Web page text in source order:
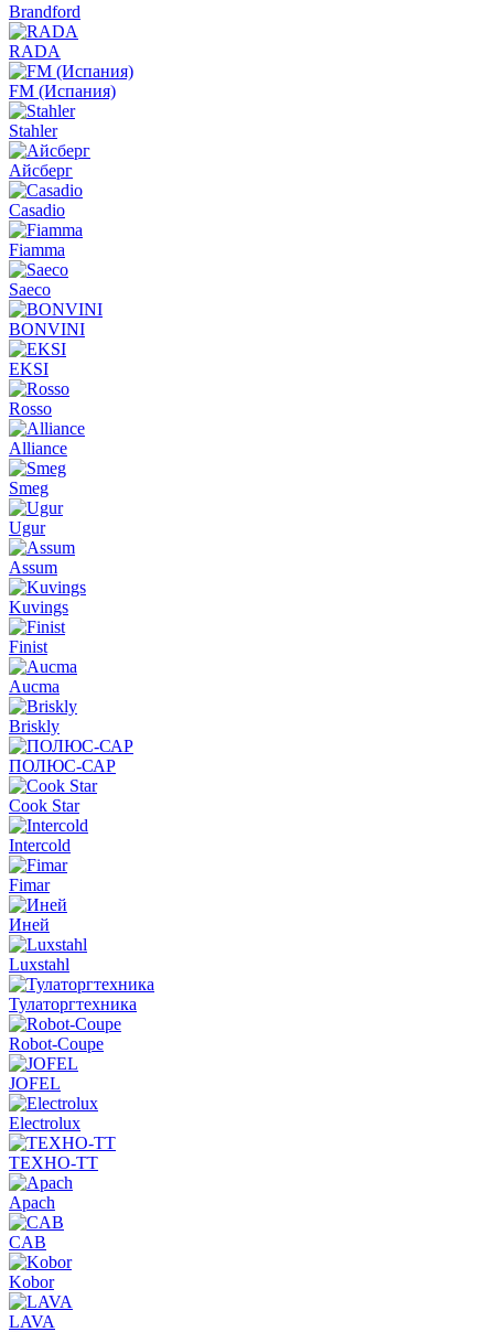
Brandford
RADA
FM (Испания)
Stahler
Айсберг
Casadio
Fiamma
Saeco
BONVINI
EKSI
Rosso
Alliance
Smeg
Ugur
Assum
Kuvings
Finist
Aucma
Briskly
ПОЛЮС-САР
Cook Star
Intercold
Fimar
Иней
Luxstahl
Тулаторгтехника
Robot-Coupe
JOFEL
Electrolux
ТЕХНО-ТТ
Apach
CAB
Kobor
LAVA